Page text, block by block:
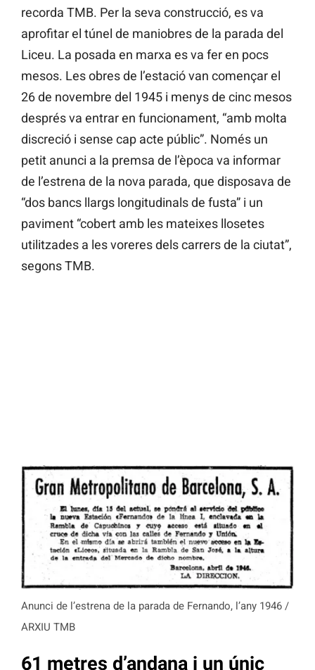
recorda TMB. Per la seva construcció, es va
aprofitar el túnel de maniobres de la parada del
Liceu. La posada en marxa es va fer en pocs
mesos. Les obres de l’estació van començar el
26 de novembre del 1945 i menys de cinc mesos
després va entrar en funcionament, “amb molta
discreció i sense cap acte públic”. Només un
petit anunci a la premsa de l’època va informar
de l’estrena de la nova parada, que disposava de
“dos bancs llargs longitudinals de fusta” i un
paviment “cobert amb les mateixes llosetes
utilitzades a les voreres dels carrers de la ciutat”,
segons TMB.
Anunci de l’estrena de la parada de Fernando, l’any 1946 /
ARXIU TMB
61 metres d’andana i un únic